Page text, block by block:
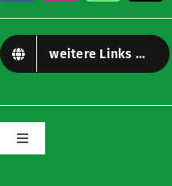
weitere Links …
Toggle